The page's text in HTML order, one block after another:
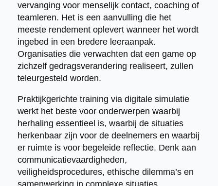
vervanging voor menselijk contact, coaching of
teamleren. Het is een aanvulling die het
meeste rendement oplevert wanneer het wordt
ingebed in een bredere leeraanpak.
Organisaties die verwachten dat een game op
zichzelf gedragsverandering realiseert, zullen
teleurgesteld worden.
Praktijkgerichte training via digitale simulatie
werkt het beste voor onderwerpen waarbij
herhaling essentieel is, waarbij de situaties
herkenbaar zijn voor de deelnemers en waarbij
er ruimte is voor begeleide reflectie. Denk aan
communicatievaardigheden,
veiligheidsprocedures, ethische dilemma’s en